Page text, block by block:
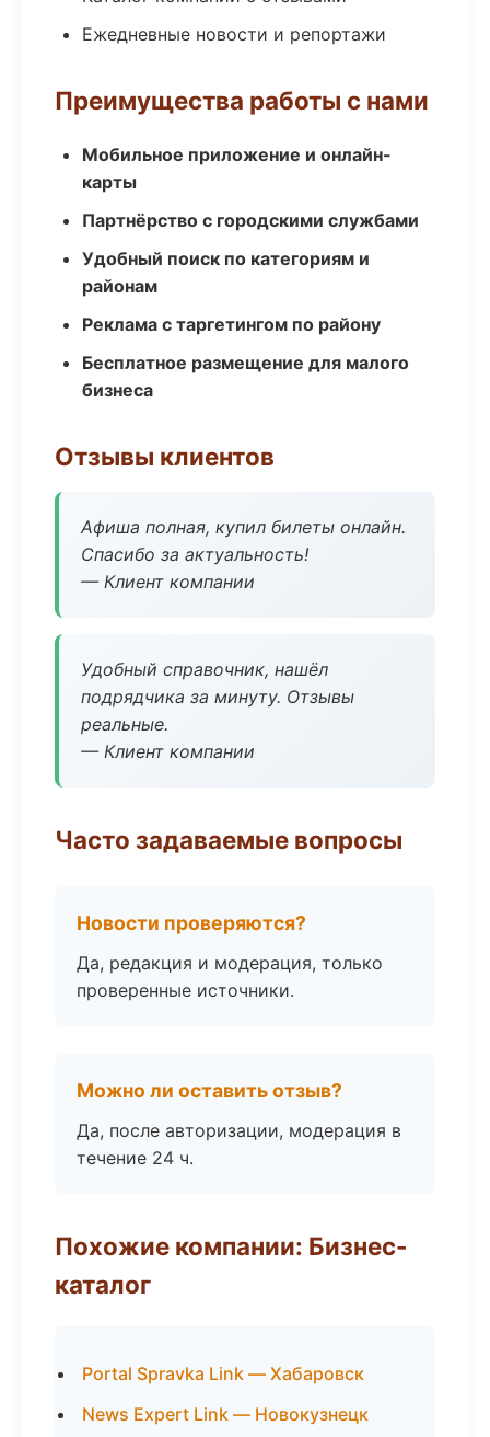
Ежедневные новости и репортажи
Преимущества работы с нами
Мобильное приложение и онлайн-
карты
Партнёрство с городскими службами
Удобный поиск по категориям и
районам
Реклама с таргетингом по району
Бесплатное размещение для малого
бизнеса
Отзывы клиентов
Афиша полная, купил билеты онлайн.
Спасибо за актуальность!
— Клиент компании
Удобный справочник, нашёл
подрядчика за минуту. Отзывы
реальные.
— Клиент компании
Часто задаваемые вопросы
Новости проверяются?
Да, редакция и модерация, только
проверенные источники.
Можно ли оставить отзыв?
Да, после авторизации, модерация в
течение 24 ч.
Похожие компании: Бизнес-
каталог
Portal Spravka Link — Хабаровск
News Expert Link — Новокузнецк